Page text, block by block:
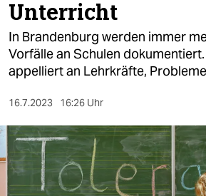
öko
gesellschaft
sport
berlin
nord
Unterricht
In Brandenburg werden immer
Vorfälle an Schulen
appelliert an Lehrkräfte,
16.7.2023 16:26 Uhr